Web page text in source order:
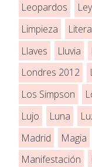
Leopardos
Limpieza
Llaves
Lluvia
Londres 2012
Los Simpson
Lujo
Luna
Madrid
Magia
Manifestación